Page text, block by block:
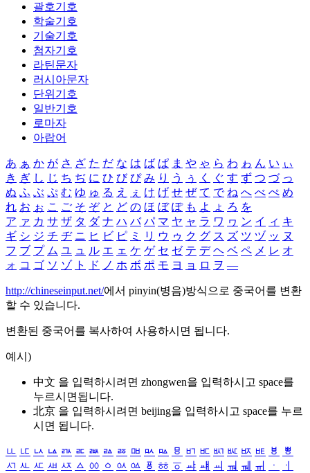
괄호기호
학술기호
기술기호
첨자기호
라틴문자
러시아문자
단위기호
일반기호
로마자
아랍어
あ ぁ か が さ ざ た だ な は ば ぱ ま や ゃ ら わ ゎ ん い ぃ
き ぎ し じ ち ぢ に ひ び ぴ み り う ぅ く ぐ す ず つ づ っ
ぬ ふ ぶ ぷ む ゆ ゅ る え ぇ け げ せ ぜ て で ね へ べ ぺ め
れ お ぉ こ ご そ ぞ と ど の ほ ぼ ぽ も よ ょ ろ を
ア ァ カ サ ザ タ ダ ナ ハ バ パ マ ヤ ャ ラ ワ ヮ ン イ ィ キ
ギ シ ジ チ ヂ ニ ヒ ビ ピ ミ リ ウ ゥ ク グ ス ズ ツ ヅ ッ ヌ
フ ブ プ ム ユ ュ ル エ ェ ケ ゲ セ ゼ テ デ ヘ ベ ペ メ レ オ
ォ コ ゴ ソ ゾ ト ド ノ ホ ボ ポ モ ヨ ョ ロ ヲ ―
http://chineseinput.net/에서 pinyin(병음)방식으로 중국어를 변환
할 수 있습니다.
변환된 중국어를 복사하여 사용하시면 됩니다.
예시)
中文 을 입력하시려면 zhongwen을 입력하시고 space를
누르시면됩니다.
北京 을 입력하시려면 beijing을 입력하시고 space를 누르
시면 됩니다.
ㅥ ㅦ ㅧ ㅨ ㅩ ㅪ ㅫ ㅬ ㅭ ㅮ ㅯ ㅰ ㅱ ㅲ ㅳ ㅴ ㅵ ㅶ ㅷ ㅸ
ㅹ
ㅺ ㅻ ㅼ ㅽ ㅾ ㅿ ㆀ ㆁ ㆂ ㆃ ㆄ ㆅ ㆆ ㆇ ㆈ ㆉ ㆊ ㆋ ㆌ ㆍ
ㆎ